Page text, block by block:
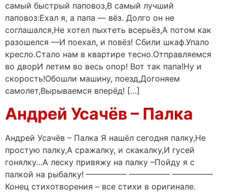
самый быстрый паповоз,В самый лучший
паповоз:Ехал я, а папа — вёз. Долго он не
соглашался,Не хотел пыхтеть всерьёз,А потом как
разошелся —И поехал, и повёз! Сбили шкаф.Упало
кресло.Стало нам в квартире тесно.Отправляемся
во дворИ летим во весь опор! Вот так папа!Ну и
скорость!Обошли машину, поезд,Догоняем
самолет,Вырываемся вперёд! […]
Андрей Усачёв – Палка
Андрей Усачёв – Палка Я нашёл сегодня палку,Не
простую палку,А сражалку, и скакалку,И гусей
гонялку…А леску привяжу на палку –Пойду я с
палкой на рыбалку! ————— ————— —————
Конец стихотворения – все стихи в оригинале.